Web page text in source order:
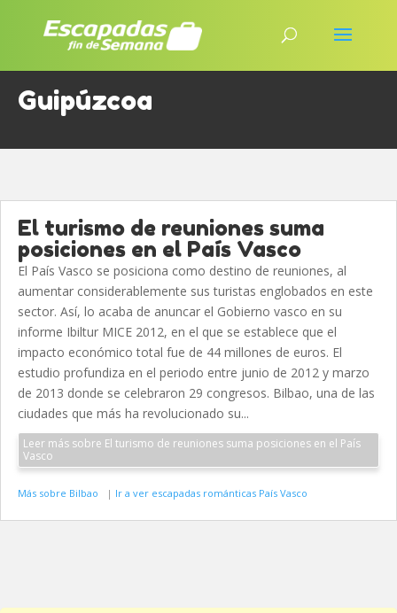
Guipúzcoa
El turismo de reuniones suma
posiciones en el País Vasco
El País Vasco se posiciona como destino de reuniones, al
aumentar considerablemente sus turistas englobados en este
sector. Así, lo acaba de anuncar el Gobierno vasco en su
informe Ibiltur MICE 2012, en el que se establece que el
impacto económico total fue de 44 millones de euros. El
estudio profundiza en el periodo entre junio de 2012 y marzo
de 2013 donde se celebraron 29 congresos. Bilbao, una de las
ciudades que más ha revolucionado su...
Leer más sobre El turismo de reuniones suma posiciones en el País
Vasco
Más sobre Bilbao | Ir a ver escapadas románticas País Vasco